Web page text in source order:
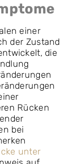
einer
der Zustand
die
Rücken
bei
unter